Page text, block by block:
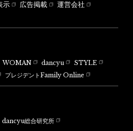
示
広告掲載
運営会社
WOMAN dancyu
STYLE
プレジデントFamily Online
dancyu総合研究所